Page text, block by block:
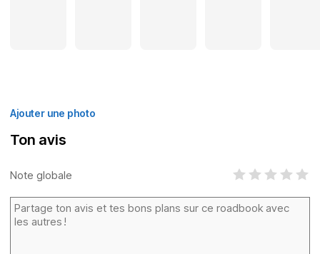
Ajouter une photo
Ton avis
Note globale